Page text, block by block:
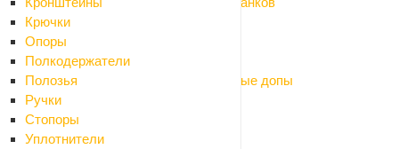
Крючки
Опоры
Полкодержатели
Полозья
Ручки
Стопоры
Уплотнители
Оснастка для садовых инструментов
Пневмоинструмент
Щетки графит (коллекторные)
Электроды, маски сварочные, сварочные допы
Умный дом
Сантехника
Назад